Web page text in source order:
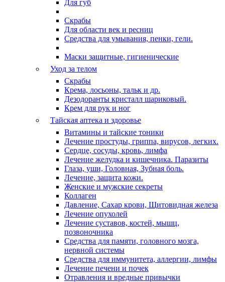
Для губ
Скрабы
Для области век и ресниц
Средства для умывания, пенки, гели.
Маски защитные, гигиенические
Уход за телом
Скрабы
Крема, лосьоны, тальк и др.
Дезодоранты кристалл шариковый.
Крем для рук и ног
Тайская аптека и здоровье
Витамины и тайские тоники
Лечение простуды, гриппа, вирусов, легких.
Сердце, сосуды, кровь, лимфа
Лечение желудка и кишечника. Паразиты
Глаза, уши, Головная, Зубная боль.
Лечение, защита кожи.
Женские и мужские секреты
Коллаген
Давление, Сахар крови, Щитовидная железа
Лечение опухолей
Лечение суставов, костей, мышц,
позвоночника
Средства для памяти, головного мозга,
нервной системы
Средства для иммунитета, аллергии, лимфы
Лечение печени и почек
Отравления и вредные привычки